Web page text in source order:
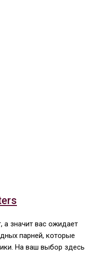
а значит вас ожидает
парней, которые
На ваш выбор здесь